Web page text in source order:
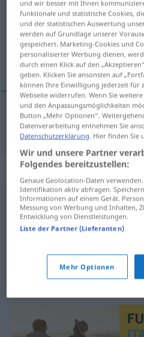
Übersicht aller
(Für mehr Details die
intuitivo
intuitivo intuitiv
Synonyme für
unterbewusst,gefühlsmäßig,
© OpenThesaurus.de
und wir besser mit Ihnen
funktionale und statistische Cookies,
und der statistischen Auswertung
werden auf Grundlage unserer
gespeichert. Marketing-Cookies und
personalisierter Werbung dienen,
durch einen Klick auf den
geben. Klicken Sie ansonsten auf
können Ihre Einwilligung jederzeit für
Webseite widerrufen. Wenn Sie
und den Anpassungsmöglichkeiten
Button „Mehr Optionen“.
Datenverarbeitung entnehmen Sie
Datenschutzerklärung. Hier finden Sie
Wir und unsere Partner
Folgendes bereitzustellen:
Genaue Geolocation-Daten
Identifikation aktiv abfragen.
Informationen auf einem Gerät.
Messung von Werbung und Inhalten,
Entwicklung von Dienstleistungen.
Liste der Partner (Lieferanten)
Mehr Optionen